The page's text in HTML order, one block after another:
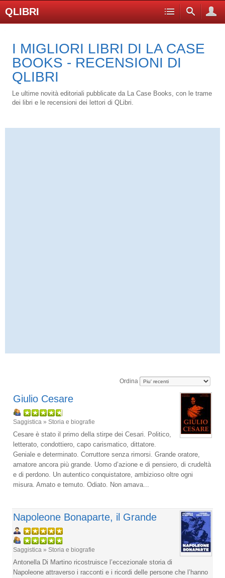
QLIBRI
I MIGLIORI LIBRI DI LA CASE
BOOKS - RECENSIONI DI
QLIBRI
Le ultime novità editoriali pubblicate da La Case Books, con le trame
dei libri e le recensioni dei lettori di QLibri.
Ordina
Giulio Cesare
Saggistica » Storia e biografie
Cesare è stato il primo della stirpe dei Cesari. Politico,
letterato, condottiero, capo carismatico, dittatore.
Geniale e determinato. Corruttore senza rimorsi. Grande oratore,
amatore ancora più grande. Uomo d’azione e di pensiero, di crudeltà
e di perdono. Un autentico conquistatore, ambizioso oltre ogni
misura. Amato e temuto. Odiato. Non amava...
Napoleone Bonaparte, il Grande
Saggistica » Storia e biografie
Antonella Di Martino ricostruisce l’eccezionale storia di
Napoleone attraverso i racconti e i ricordi delle persone che l’hanno